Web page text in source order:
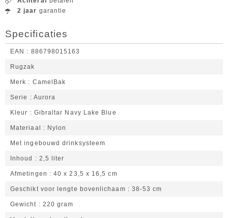
2 jaar garantie
Specificaties
EAN 886798015163
Rugzak
Merk CamelBak
Serie Aurora
Kleur Gibraltar Navy Lake Blue
Materiaal Nylon
Met ingebouwd drinksysteem
Inhoud 2,5 liter
Afmetingen 40 x 23,5 x 16,5 cm
Geschikt voor lengte bovenlichaam 38-53 cm
Gewicht 220 gram